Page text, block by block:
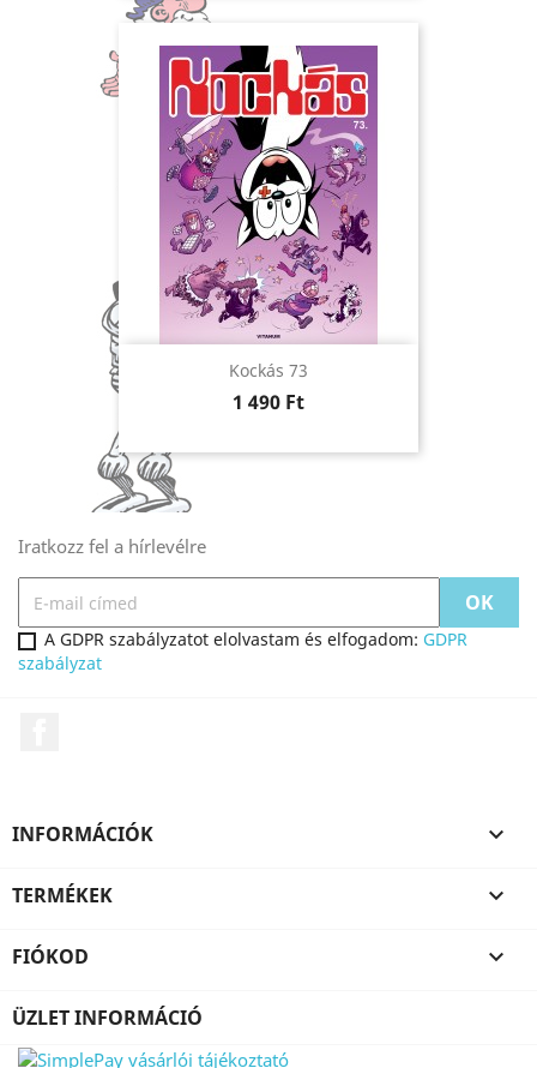
Kockás 73
Ár
1 490 Ft
Iratkozz fel a hírlevélre
A GDPR szabályzatot elolvastam és elfogadom: GDPR
szabályzat
INFORMÁCIÓK 
TERMÉKEK 
FIÓKOD 
ÜZLET INFORMÁCIÓ